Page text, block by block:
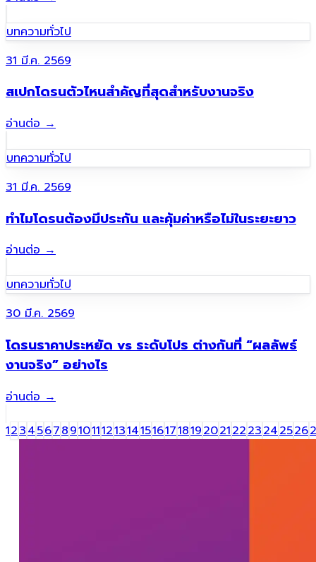
บทความทั่วไป
31 มี.ค. 2569
สเปกโดรนตัวไหนสำคัญที่สุดสำหรับงานจริง
อ่านต่อ→
บทความทั่วไป
31 มี.ค. 2569
ทำไมโดรนต้องมีประกัน และคุ้มค่าหรือไม่ในระยะยาว
อ่านต่อ→
บทความทั่วไป
30 มี.ค. 2569
โดรนราคาประหยัด vs ระดับโปร ต่างกันที่ “ผลลัพธ์
งานจริง” อย่างไร
อ่านต่อ→
1234567891011121314151617181920212223242526